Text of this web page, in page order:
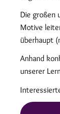
Die großen
Motive
überhaupt
Anhand
unserer